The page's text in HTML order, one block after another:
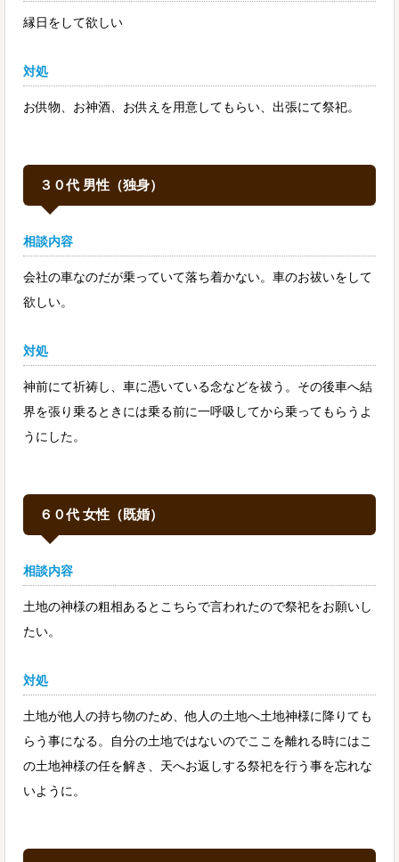
縁日をして欲しい
対処
お供物、お神酒、お供えを用意してもらい、出張にて祭祀。
３０代 男性（独身）
相談内容
会社の車なのだが乗っていて落ち着かない。車のお祓いをして
欲しい。
対処
神前にて祈祷し、車に憑いている念などを祓う。その後車へ結
界を張り乗るときには乗る前に一呼吸してから乗ってもらうよ
うにした。
６０代 女性（既婚）
相談内容
土地の神様の粗相あるとこちらで言われたので祭祀をお願いし
たい。
対処
土地が他人の持ち物のため、他人の土地へ土地神様に降りても
らう事になる。自分の土地ではないのでここを離れる時にはこ
の土地神様の任を解き、天へお返しする祭祀を行う事を忘れな
いように。